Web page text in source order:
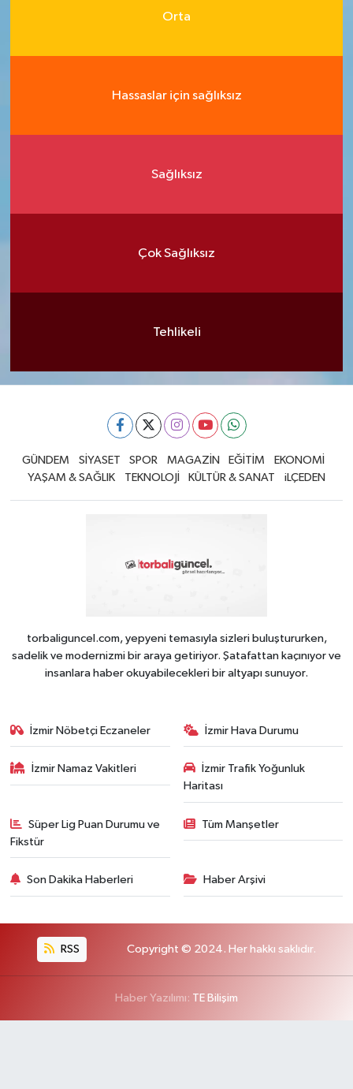
Orta
Hassaslar için sağlıksız
Sağlıksız
Çok Sağlıksız
Tehlikeli
GÜNDEM SİYASET SPOR MAGAZİN EĞİTİM
EKONOMİ
YAŞAM & SAĞLIK
TEKNOLOJİ KÜLTÜR & SANAT iLÇEDEN
torbaliguncel.com, yepyeni temasıyla sizleri buluştururken,
sadelik ve modernizmi bir araya getiriyor. Şatafattan kaçınıyor ve
insanlara haber okuyabilecekleri bir altyapı sunuyor.
İzmir Nöbetçi Eczaneler İzmir Hava Durumu
İzmir Namaz Vakitleri
İzmir Trafik Yoğunluk
Haritası
Süper Lig Puan Durumu ve
Fikstür
Tüm Manşetler
Son Dakika Haberleri Haber Arşivi
RSS Copyright © 2024. Her hakkı saklıdır.
Haber Yazılımı: TE Bilişim